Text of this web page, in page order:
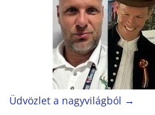
Üdvözlet a nagyvilágból →